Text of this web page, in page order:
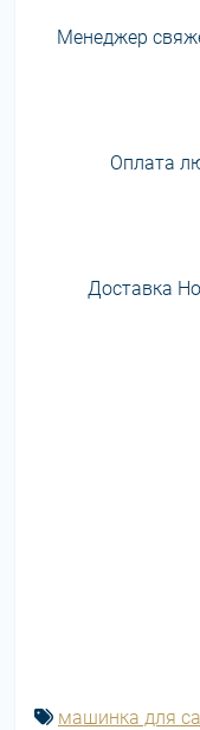
Менеджер
Оплата
Доставка
машинка для